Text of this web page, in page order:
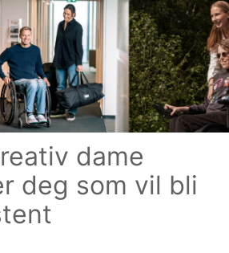
dame
deg som vil bli